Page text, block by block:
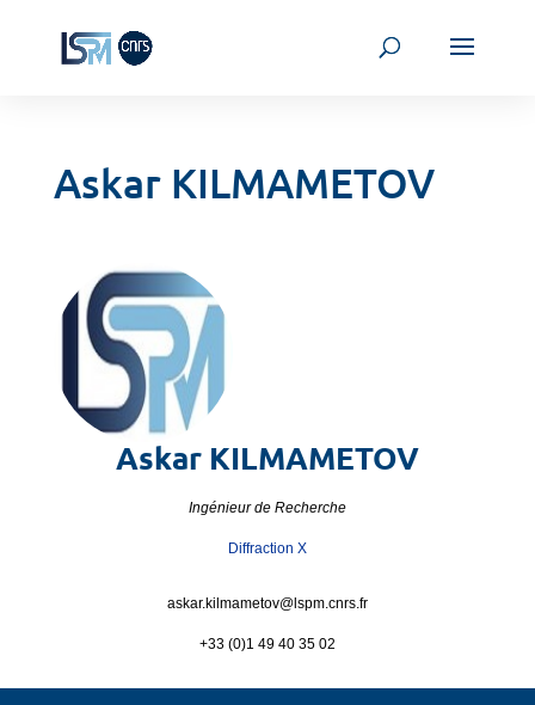
Askar KILMAMETOV
Askar KILMAMETOV
Ingénieur de Recherche
Diffraction X
askar.kilmametov@lspm.cnrs.fr
+33 (0)1 49 40 35 02